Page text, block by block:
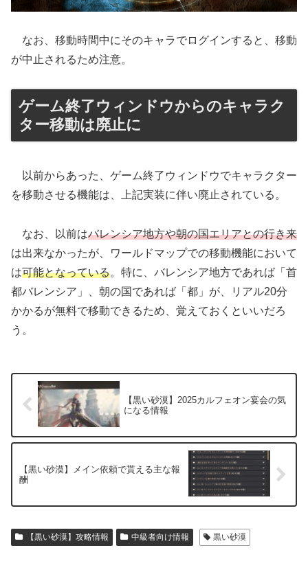
なお、移動時間中にそのキャラでログインすると、移動
が中止されるため注意。
ゲーム終了ウィンドウからのキャラク
ター移動は廃止に
以前からあった、ゲーム終了ウィンドウでキャラクター
を移動させる機能は、上記実装に伴い廃止されている。
なお、以前はバレンシア地方や朝の国エリアとの行き来
は出来なかったが、ワールドマップでの移動機能において
は可能となっている。特に、バレンシア地方であれば「首
都バレンシア」、朝の国であれば「都」が、リアル20分
かかるが無料で移動できるため、覚えておくといいだろ
う。
【黒い砂漠】2025カルフェオン宴会の気
になる情報
【黒い砂漠】メイン依頼で貰える主な報
酬
【黒い砂漠】攻略情報 中級者向け情報 黒い砂漠